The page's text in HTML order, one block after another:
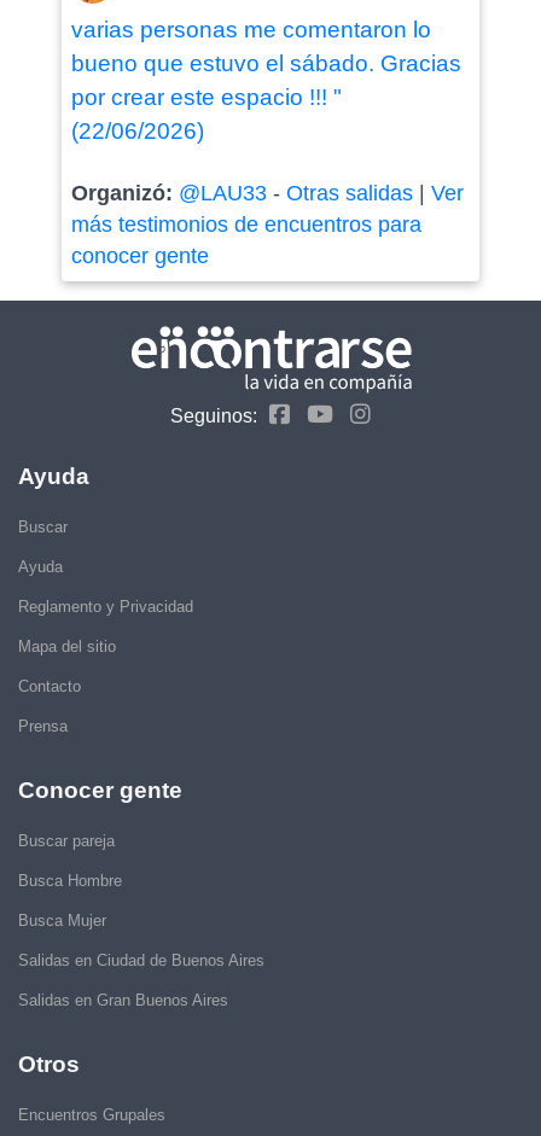
varias personas me comentaron lo
bueno que estuvo el sábado. Gracias
por crear este espacio !!! "
(22/06/2026)
Organizó: @LAU33- Otras salidas| Ver
más testimonios de encuentros para
conocer gente
Seguinos:
Ayuda
Buscar
Ayuda
Reglamento y Privacidad
Mapa del sitio
Contacto
Prensa
Conocer gente
Buscar pareja
Busca Hombre
Busca Mujer
Salidas en Ciudad de Buenos Aires
Salidas en Gran Buenos Aires
Otros
Encuentros Grupales